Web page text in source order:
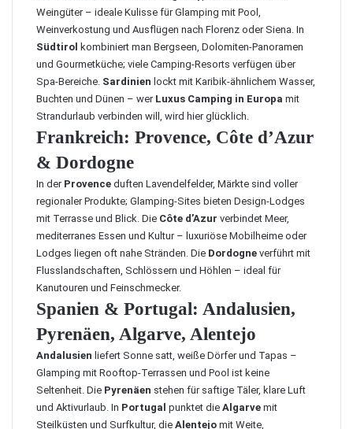
Weingüter – ideale Kulisse für Glamping mit Pool,
Weinverkostung und Ausflügen nach Florenz oder Siena. In
Südtirol kombiniert man Bergseen, Dolomiten-Panoramen
und Gourmetküche; viele Camping-Resorts verfügen über
Spa-Bereiche. Sardinien lockt mit Karibik-ähnlichem Wasser,
Buchten und Dünen – wer Luxus Camping in Europa mit
Strandurlaub verbinden will, wird hier glücklich.
Frankreich: Provence, Côte d’Azur
& Dordogne
In der Provence duften Lavendelfelder, Märkte sind voller
regionaler Produkte; Glamping-Sites bieten Design-Lodges
mit Terrasse und Blick. Die Côte d’Azur verbindet Meer,
mediterranes Essen und Kultur – luxuriöse Mobilheime oder
Lodges liegen oft nahe Stränden. Die Dordogne verführt mit
Flusslandschaften, Schlössern und Höhlen – ideal für
Kanutouren und Feinschmecker.
Spanien & Portugal: Andalusien,
Pyrenäen, Algarve, Alentejo
Andalusien liefert Sonne satt, weiße Dörfer und Tapas –
Glamping mit Rooftop-Terrassen und Pool ist keine
Seltenheit. Die Pyrenäen stehen für saftige Täler, klare Luft
und Aktivurlaub. In Portugal punktet die Algarve mit
Steilküsten und Surfkultur, die Alentejo mit Weite,